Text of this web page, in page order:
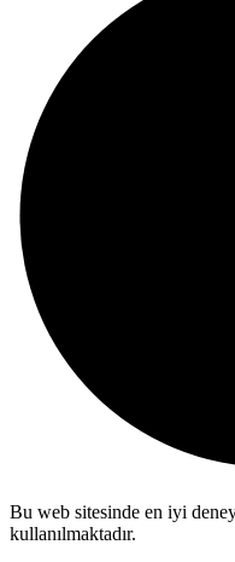
Bu web sitesinde en iyi
kullanılmaktadır.